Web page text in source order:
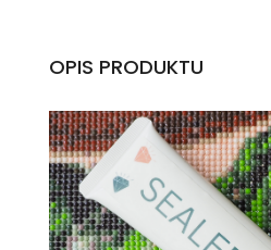
OPIS PRODUKTU